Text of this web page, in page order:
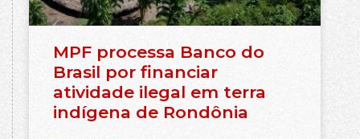
MPF processa Banco do
Brasil por financiar
atividade ilegal em terra
indígena de Rondônia